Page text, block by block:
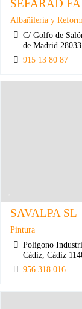
SEFARAD
Albañilería y
C/ Golfo de
de Madrid
915 13 80 87
SAVALPA SL
Pintura
Polígono
Cádiz, Cádiz
956 318 016